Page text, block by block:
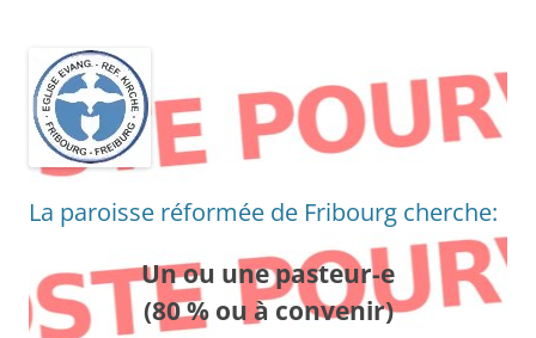
La paroisse réformée de Fribourg cherche:
Un ou une pasteur-e
(80 % ou à convenir)